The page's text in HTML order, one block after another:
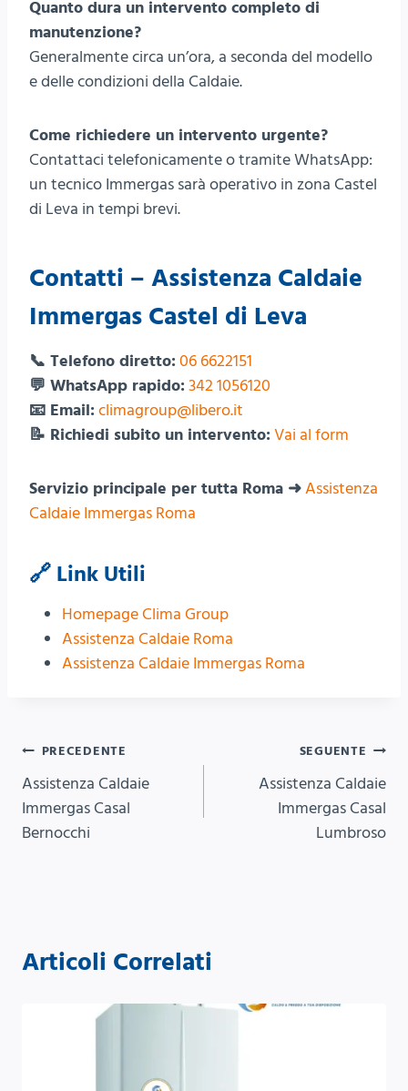
Quanto dura un intervento completo di
manutenzione?
Generalmente circa un’ora, a seconda del modello
e delle condizioni della Caldaie.
Come richiedere un intervento urgente?
Contattaci telefonicamente o tramite WhatsApp:
un tecnico Immergas sarà operativo in zona Castel
di Leva in tempi brevi.
Contatti – Assistenza Caldaie
Immergas Castel di Leva
📞 Telefono diretto: 06 6622151
💬 WhatsApp rapido: 342 1056120
📧 Email: climagroup@libero.it
📝 Richiedi subito un intervento: Vai al form
Servizio principale per tutta Roma ➜Assistenza
Caldaie Immergas Roma
🔗 Link Utili
Homepage Clima Group
Assistenza Caldaie Roma
Assistenza Caldaie Immergas Roma
Navigazione
articoli
PRECEDENTE
Assistenza Caldaie
Immergas Casal
Bernocchi
SEGUENTE
Assistenza Caldaie
Immergas Casal
Lumbroso
Articoli Correlati